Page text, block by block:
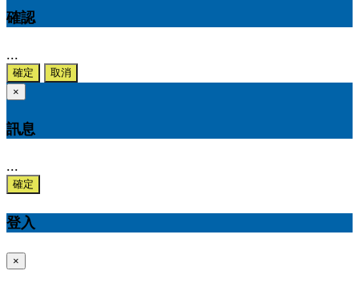
確認
...
確定
取消
×
訊息
...
確定
登入
×